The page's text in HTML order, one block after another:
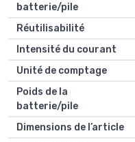
batterie/pile
Réutilisabilité
Intensité du courant
Unité de comptage
Poids de la
batterie/pile
Dimensions de l’article